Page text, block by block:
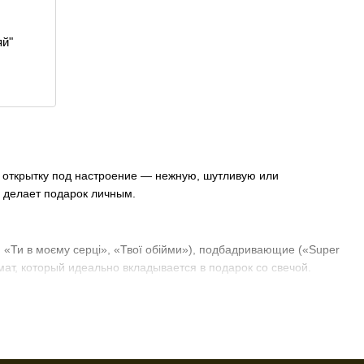
под настроение — нежную, шутливую или
делает подарок личным.
в моєму серці», «Твої обійми»), подбадривающие («Super
идеально вкладывается в подарок со свечой.